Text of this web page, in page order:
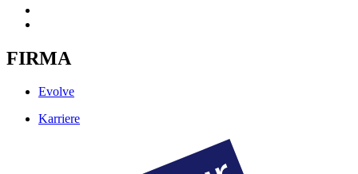
FIRMA
Evolve
Karriere